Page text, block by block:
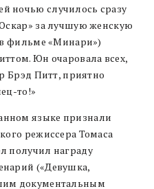
ночью случилось сразу
за лучшую женскую
фильме «Минари»)
Юн очаровала всех,
Брэд Питт, приятно
то!»
языке признали
режиссера Томаса
получил награду
(«Девушка,
документальным